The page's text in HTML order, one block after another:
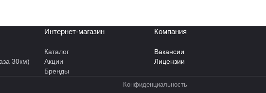
30км)
Интернет-магазин
Каталог
Акции
Бренды
Компания
Вакансии
Лицензии
Конфиденциальность